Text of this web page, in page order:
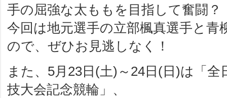
手の屈強な太ももを目指して奮闘？
今回は地元選手の立部楓真選手と青
ので、ぜひお見逃しなく！
また、5月23日(土)～24日(日)は「
技大会記念競輪」、